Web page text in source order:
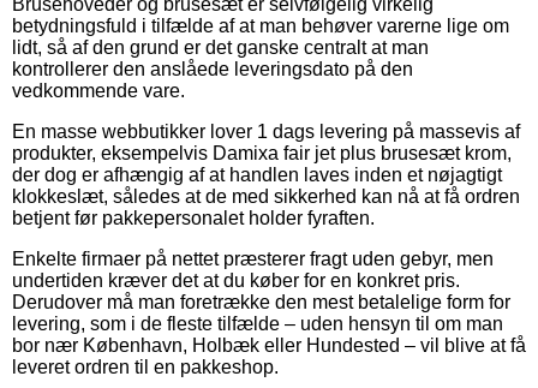
betydningsfuld i tilfælde af at man behøver varerne lige om
lidt, så af den grund er det ganske centralt at man
kontrollerer den anslåede leveringsdato på den
vedkommende vare.
En masse webbutikker lover 1 dags levering på massevis af
produkter, eksempelvis Damixa fair jet plus brusesæt krom,
der dog er afhængig af at handlen laves inden et nøjagtigt
klokkeslæt, således at de med sikkerhed kan nå at få ordren
betjent før pakkepersonalet holder fyraften.
Enkelte firmaer på nettet præsterer fragt uden gebyr, men
undertiden kræver det at du køber for en konkret pris.
Derudover må man foretrække den mest betalelige form for
levering, som i de fleste tilfælde – uden hensyn til om man
bor nær København, Holbæk eller Hundested – vil blive at få
leveret ordren til en pakkeshop.